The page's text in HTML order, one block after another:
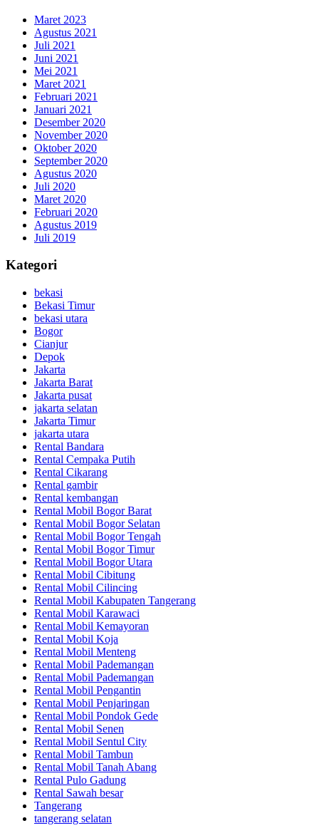
Maret 2023
Agustus 2021
Juli 2021
Juni 2021
Mei 2021
Maret 2021
Februari 2021
Januari 2021
Desember 2020
November 2020
Oktober 2020
September 2020
Agustus 2020
Juli 2020
Maret 2020
Februari 2020
Agustus 2019
Juli 2019
Kategori
bekasi
Bekasi Timur
bekasi utara
Bogor
Cianjur
Depok
Jakarta
Jakarta Barat
Jakarta pusat
jakarta selatan
Jakarta Timur
jakarta utara
Rental Bandara
Rental Cempaka Putih
Rental Cikarang
Rental gambir
Rental kembangan
Rental Mobil Bogor Barat
Rental Mobil Bogor Selatan
Rental Mobil Bogor Tengah
Rental Mobil Bogor Timur
Rental Mobil Bogor Utara
Rental Mobil Cibitung
Rental Mobil Cilincing
Rental Mobil Kabupaten Tangerang
Rental Mobil Karawaci
Rental Mobil Kemayoran
Rental Mobil Koja
Rental Mobil Menteng
Rental Mobil Pademangan
Rental Mobil Pademangan
Rental Mobil Pengantin
Rental Mobil Penjaringan
Rental Mobil Pondok Gede
Rental Mobil Senen
Rental Mobil Sentul City
Rental Mobil Tambun
Rental Mobil Tanah Abang
Rental Pulo Gadung
Rental Sawah besar
Tangerang
tangerang selatan